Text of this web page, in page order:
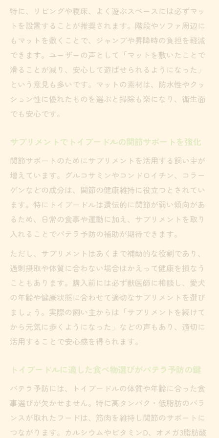
パテラ予防に役立つ食べ物の選び方とポイ
ント
トイプードルのオヤツ管理でパテラリスク
を減らす
歩き方の変化を見逃さない日常観察の重要性
トイプードルのパテラは歩き方の変化で早
期発見
パテラ見分け方を知り日常観察を徹底しよ
歩行スタイルの変化がトイプードルの健康
サイン
トイプードルのパテラ兆候を日々見逃さな
い方法
歩き方が違うときのパテラ早期チェックポ
イント
特に、リビングや寝床、よく遊ぶスペースには必ずマッ
トを設置することが推奨されます。階段やソファ周辺に
もマットを敷くことで、ジャンプや昇降時の負担を軽減
できます。ユーザーの声として「マットを敷いたことで
滑ることが減り、安心して遊ばせられるようになった」
という意見も多いです。マットの素材は、防水性やクッ
ション性に優れたものを選ぶと掃除も楽になり、衛生面
でも安心です。
サプリメントでトイプードルの関節サポートを強化
関節サポートのためにサプリメントを活用する飼い主が
増えています。グルコサミンやコンドロイチン、コラー
ゲンなどの成分は、関節の健康維持に役立つとされてい
ます。特にトイプードルは遺伝的に関節が弱い傾向があ
るため、日常の食事や運動に加え、サプリメントを取り
入れることでパテラ予防の補助が期待できます。
ただし、サプリメントはあくまで補助的な役割であり、
過剰摂取や体質に合わない場合はかえって健康を損なう
こともあります。購入前には必ず獣医師に相談し、愛犬
の年齢や健康状態に合わせて適切なサプリメントを選び
ましょう。実際の飼い主からは「サプリメントを続けて
から元気に歩くようになった」などの声もあり、適切に
活用することで安心感を得られます。
トイプードルに適した食べ物選びがパテラ予防の鍵
パテラ予防には、トイプードルの体質や年齢に合った食
事選びが欠かせません。特に高タンパク・低脂肪のバラ
ンスが取れたフードは、筋肉を維持し関節のサポートに
つながります。カルシウムやビタミンD、オメガ3脂肪酸